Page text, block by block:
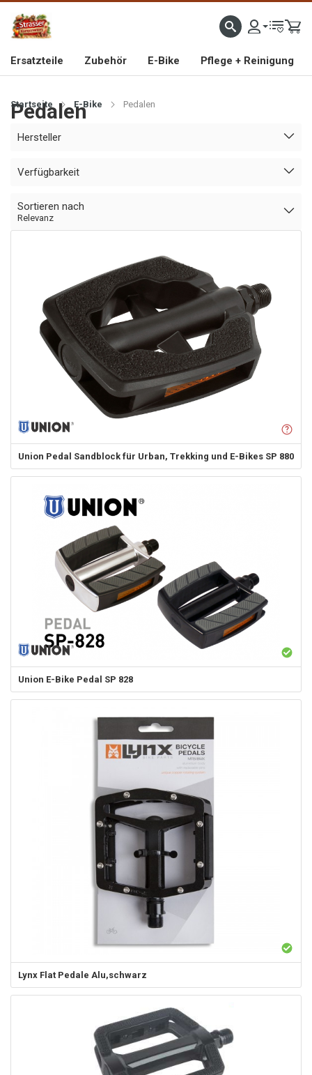
IMPORTEUR VON HOCHWERTIGEN FAHRRAD- UND MOFAERSATZTEILEN SEIT 1993
Ersatzteile Zubehör E-Bike Pflege + Reinigung
Startseite E-Bike Pedalen
Pedalen
Hersteller
Verfügbarkeit
Sortieren nach
Relevanz
Union Pedal Sandblock für Urban, Trekking und E-Bikes SP 880
Union E-Bike Pedal SP 828
Lynx Flat Pedale Alu,schwarz